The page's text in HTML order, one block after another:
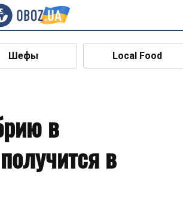
Шефы Local Food
в
в